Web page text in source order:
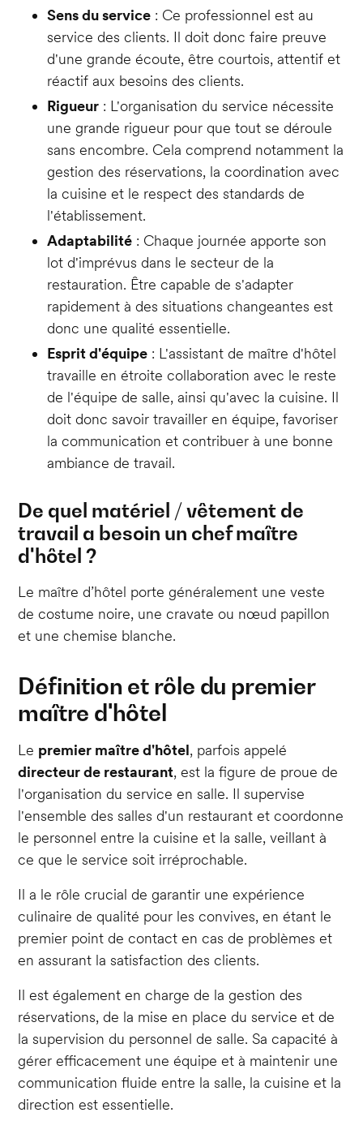
Sens du service : Ce professionnel est au
service des clients. Il doit donc faire preuve
d'une grande écoute, être courtois, attentif et
réactif aux besoins des clients.
Rigueur : L'organisation du service nécessite
une grande rigueur pour que tout se déroule
sans encombre. Cela comprend notamment la
gestion des réservations, la coordination avec
la cuisine et le respect des standards de
l'établissement.
Adaptabilité : Chaque journée apporte son
lot d'imprévus dans le secteur de la
restauration. Être capable de s'adapter
rapidement à des situations changeantes est
donc une qualité essentielle.
Esprit d'équipe : L'assistant de maître d'hôtel
travaille en étroite collaboration avec le reste
de l'équipe de salle, ainsi qu'avec la cuisine. Il
doit donc savoir travailler en équipe, favoriser
la communication et contribuer à une bonne
ambiance de travail.
De quel matériel / vêtement de
travail a besoin un chef maître
d'hôtel ?
Le maître d’hôtel porte généralement une veste
de costume noire, une cravate ou nœud papillon
et une chemise blanche.
Définition et rôle du premier
maître d'hôtel
Le premier maître d'hôtel, parfois appelé
directeur de restaurant, est la figure de proue de
l'organisation du service en salle. Il supervise
l'ensemble des salles d'un restaurant et coordonne
le personnel entre la cuisine et la salle, veillant à
ce que le service soit irréprochable.
Il a le rôle crucial de garantir une expérience
culinaire de qualité pour les convives, en étant le
premier point de contact en cas de problèmes et
en assurant la satisfaction des clients.
Il est également en charge de la gestion des
réservations, de la mise en place du service et de
la supervision du personnel de salle. Sa capacité à
gérer efficacement une équipe et à maintenir une
communication fluide entre la salle, la cuisine et la
direction est essentielle.